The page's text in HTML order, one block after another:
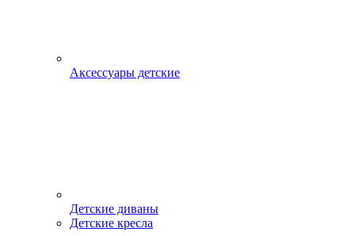
Аксессуары детские
Детские диваны
Детские кресла